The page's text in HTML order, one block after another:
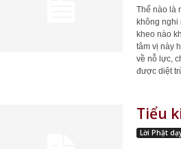
Thế nào là
không
kheo nào
tâm vị này
về nỗ lực,
được diệt
Tiểu
Lời Phật